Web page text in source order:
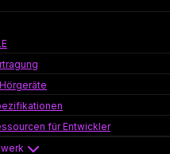
für Entwickler